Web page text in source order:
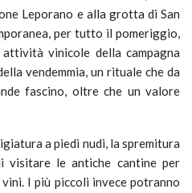
Leporano e alla grotta di San
per tutto il pomeriggio,
vinicole della campagna
vendemmia, un rituale che da
fascino, oltre che un valore
a piedi nudi, la spremitura
le antiche cantine per
I più piccoli invece potranno